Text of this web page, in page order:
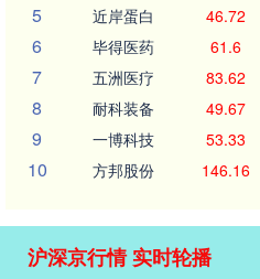
5 近岸蛋白 46.72
6 毕得医药 61.6
7 五洲医疗 83.62
8 耐科装备 49.67
9 一博科技 53.33
10 方邦股份 146.16
沪深京行情 实时轮播